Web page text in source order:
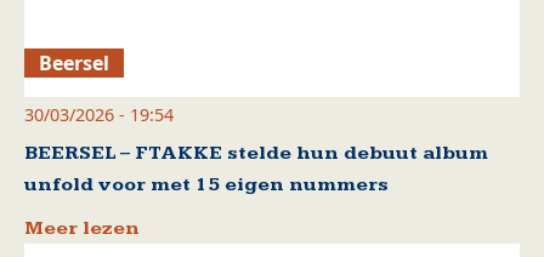
Beersel
30/03/2026 - 19:54
BEERSEL – FTAKKE stelde hun debuut album
unfold voor met 15 eigen nummers
Meer lezen